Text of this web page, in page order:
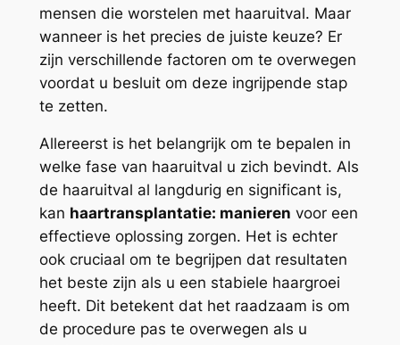
mensen die worstelen met haaruitval. Maar
wanneer is het precies de juiste keuze? Er
zijn verschillende factoren om te overwegen
voordat u besluit om deze ingrijpende stap
te zetten.
Allereerst is het belangrijk om te bepalen in
welke fase van haaruitval u zich bevindt. Als
de haaruitval al langdurig en significant is,
kan haartransplantatie: manieren voor een
effectieve oplossing zorgen. Het is echter
ook cruciaal om te begrijpen dat resultaten
het beste zijn als u een stabiele haargroei
heeft. Dit betekent dat het raadzaam is om
de procedure pas te overwegen als u